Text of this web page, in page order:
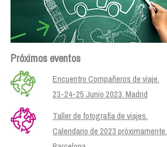
Próximos eventos
Encuentro Compañeros de viaje.
23-24-25 Junio 2023. Madrid
Taller de fotografía de viajes.
Calendario de 2023 próximamente.